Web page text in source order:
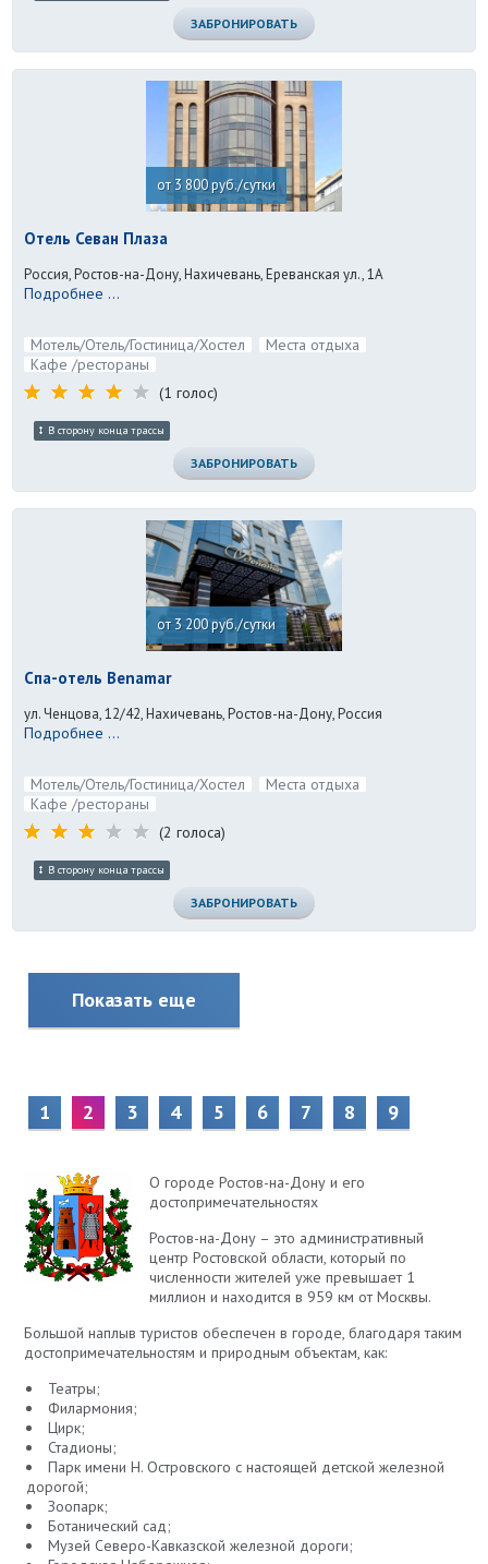
ЗАБРОНИРОВАТЬ
от 3 800 руб./сутки
Отель Севан Плаза
Россия, Ростов-на-Дону, Нахичевань, Ереванская ул., 1А
Подробнее ...
Мотель/Отель/Гостиница/Хостел
Места отдыха
Кафе /рестораны
(1 голос)
В сторону конца трассы
ЗАБРОНИРОВАТЬ
от 3 200 руб./сутки
Спа-отель Benamar
ул. Ченцова, 12/42, Нахичевань, Ростов-на-Дону, Россия
Подробнее ...
Мотель/Отель/Гостиница/Хостел
Места отдыха
Кафе /рестораны
(2 голоса)
В сторону конца трассы
ЗАБРОНИРОВАТЬ
Показать еще
1 2 3 4 5 6 7 8 9
О городе Ростов-на-Дону и его
достопримечательностях
Ростов-на-Дону – это административный
центр Ростовской области, который по
численности жителей уже превышает 1
миллион и находится в 959 км от Москвы.
Большой наплыв туристов обеспечен в городе, благодаря таким
достопримечательностям и природным объектам, как:
Театры;
Филармония;
Цирк;
Стадионы;
Парк имени Н. Островского с настоящей детской железной
дорогой;
Зоопарк;
Ботанический сад;
Музей Северо-Кавказской железной дороги;